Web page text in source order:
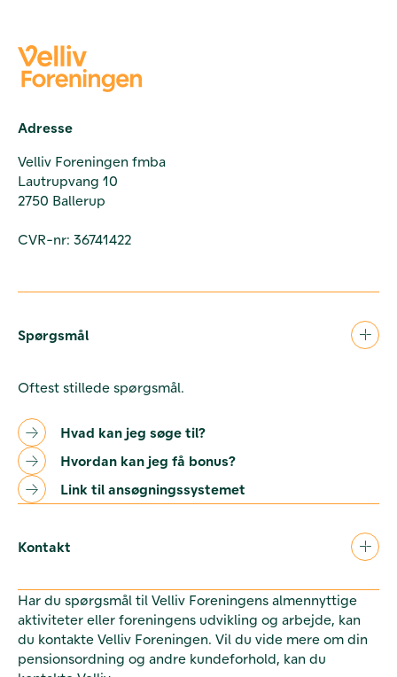
Adresse
Velliv Foreningen fmba
Lautrupvang 10
2750 Ballerup
CVR-nr: 36741422
Spørgsmål
Oftest stillede spørgsmål.
Hvad kan jeg søge til?
Hvordan kan jeg få bonus?
Link til ansøgningssystemet
Kontakt
Har du spørgsmål til Velliv Foreningens almennyttige
aktiviteter eller foreningens udvikling og arbejde, kan
du kontakte Velliv Foreningen. Vil du vide mere om din
pensionsordning og andre kundeforhold, kan du